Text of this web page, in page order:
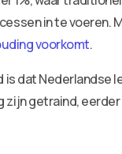
in te voeren.
voorkomt.
dat
getraind,